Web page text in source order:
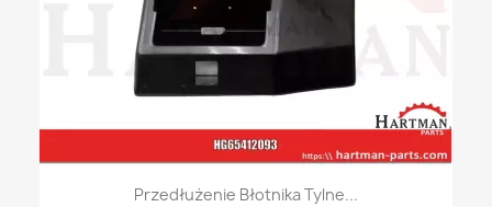
Przedłużenie Błotnika Tylne...